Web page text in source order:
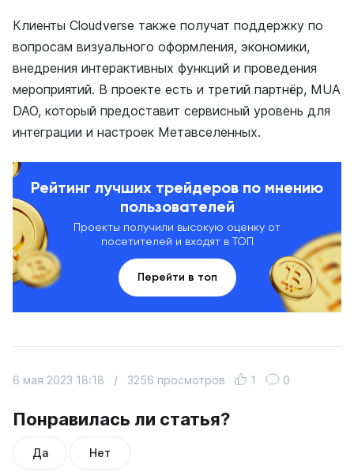
Клиенты Cloudverse также получат поддержку по
вопросам визуального оформления, экономики,
внедрения интерактивных функций и проведения
мероприятий. В проекте есть и третий партнёр, MUA
DAO, который предоставит сервисный уровень для
интеграции и настроек Метавселенных.
Рейтинг лучших трейдеров по мнению
пользователей
Проекты получили высокую оценку от
посетителей и входят в ТОП
Перейти в топ
Понравилась ли статья?
Да Нет
6 мая 2023 18:18 / 3256 просмотров 1 0